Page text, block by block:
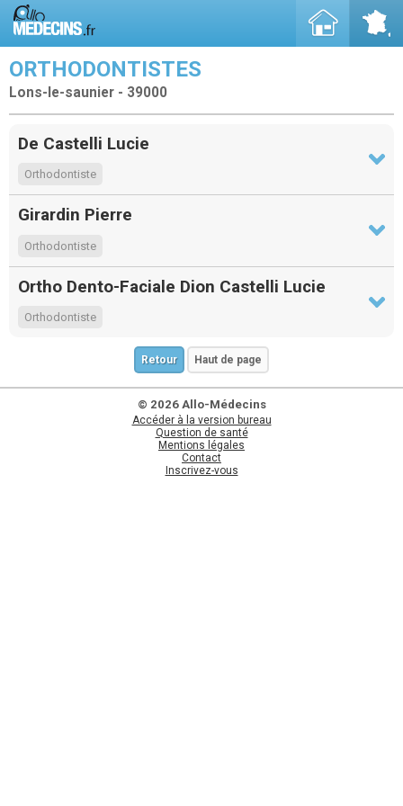
ORTHODONTISTES
Lons-le-saunier - 39000
De Castelli Lucie
Orthodontiste
Girardin Pierre
Orthodontiste
Ortho Dento-Faciale Dion Castelli Lucie
Orthodontiste
Retour Haut de page
© 2026 Allo-Médecins
Accéder à la version bureau
Question de santé
Mentions légales
Contact
Inscrivez-vous